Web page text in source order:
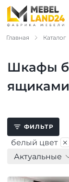
Главная Каталог
Шкафы
ящиками
ФИЛЬТР
белый цвет ×
Актуальные